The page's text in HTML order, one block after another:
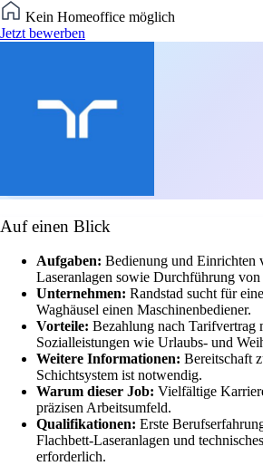
Kein Homeoffice möglich
Jetzt bewerben
Auf einen Blick
Aufgaben: Bedienung und Einrichten
Laseranlagen sowie Durchführung
Unternehmen: Randstad sucht für
Waghäusel einen Maschinenbediener.
Vorteile: Bezahlung nach Tarifvertrag
Sozialleistungen wie Urlaubs- und
Weitere Informationen: Bereitschaft
Schichtsystem ist notwendig.
Warum dieser Job: Vielfältige
präzisen Arbeitsumfeld.
Qualifikationen: Erste
Flachbett-Laseranlagen und
erforderlich.